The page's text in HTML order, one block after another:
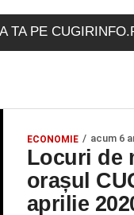
TA PE
ECONOMIE acum 6
Locuri de
orașul
aprilie